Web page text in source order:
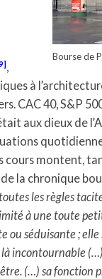
Bourse de
,
à
CAC 40, S&P
aux dieux de
montent,
la chronique
les règles
à une toute
ou séduisante ; elle
là incontournable
(…) sa fonction